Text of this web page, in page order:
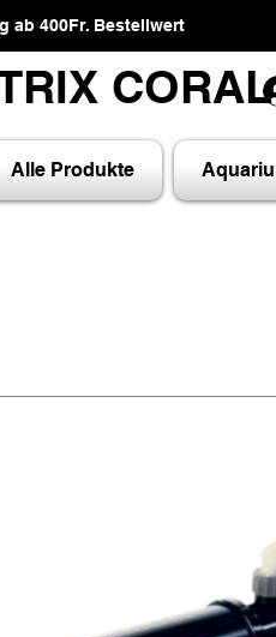
ab 400Fr. Bestellwert
Alle Produkte